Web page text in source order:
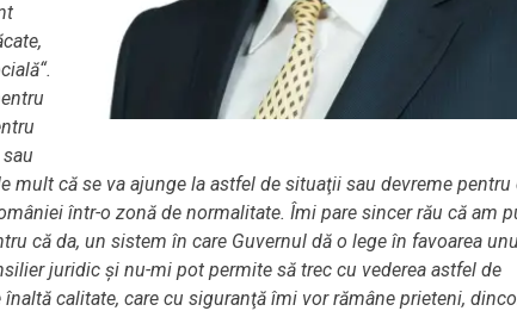
mult că se va ajunge la astfel de situaţii sau devreme pentru
într-o zonă de normalitate. Îmi pare sincer rău că am
că da, un sistem în care Guvernul dă o lege în favoarea
juridic şi nu-mi pot permite să trec cu vederea astfel de
calitate, care cu siguranţă îmi vor rămâne prieteni,